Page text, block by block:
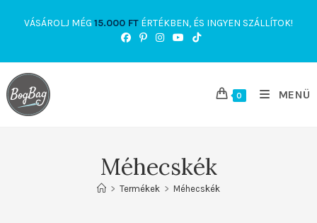
VÁSÁROLJ MÉG 15.000 FT ÉRTÉKBEN, ÉS INGYEN SZÁLLÍTOK!
0 MENÜ
Méhecskék
> Termékek > Méhecskék